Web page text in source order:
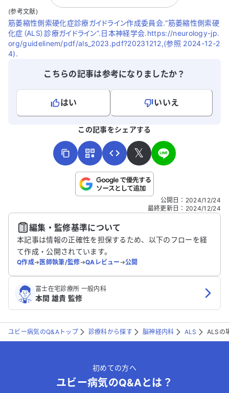
ない、顔や身体中の筋肉が動かしづらい、
飲み込みにくい、耳が聞こえづらい、口元
の筋肉が動かしづらくしゃべりにくいなど
です。超音波でもファシキュレーションが
科の医師の診断がつかず、先に進めませ
ん。最近は1日ごとに進行する感じで、非
常につらいです。足や肩、腕が細くなり、
握力も低下しています。手の親指根本の筋
ように進めていくべきか、ご意見をいただ
けると助かります。
うとすると
くなること
は神経内科
らないという
(参考文献)
筋萎縮性側索硬化症診療ガイドライン作成委員会.“筋萎縮性側索硬
化症（ALS）診療ガイドライン”.日本神経学会.https://neurology-jp.
org/guidelinem/pdf/als_2023.pdf?20231212,(参照 2024-12-2
4).
こちらの記事は参考になりましたか？
はい
いいえ
こちらは送信専用のフォームです。氏名やご自身の病気の詳細な
送信する
この記事をシェアする
𝕏
公開日 ： 2024/12/24
最終更新日 ： 2024/12/24
編集・監修基準について
本記事は情報の正確性を担保するため、以下のフローを経
て作成・公開されています。
Q作成➔医師執筆/監修➔QAレビュー➔公開
富士在宅診療所 一般内科
本間 雄貴 監修
ユビー病気のQ&Aトップ 診療科から探す 脳神経内科 ALS ALSの
初めての方へ
ユビー病気のQ&Aとは？